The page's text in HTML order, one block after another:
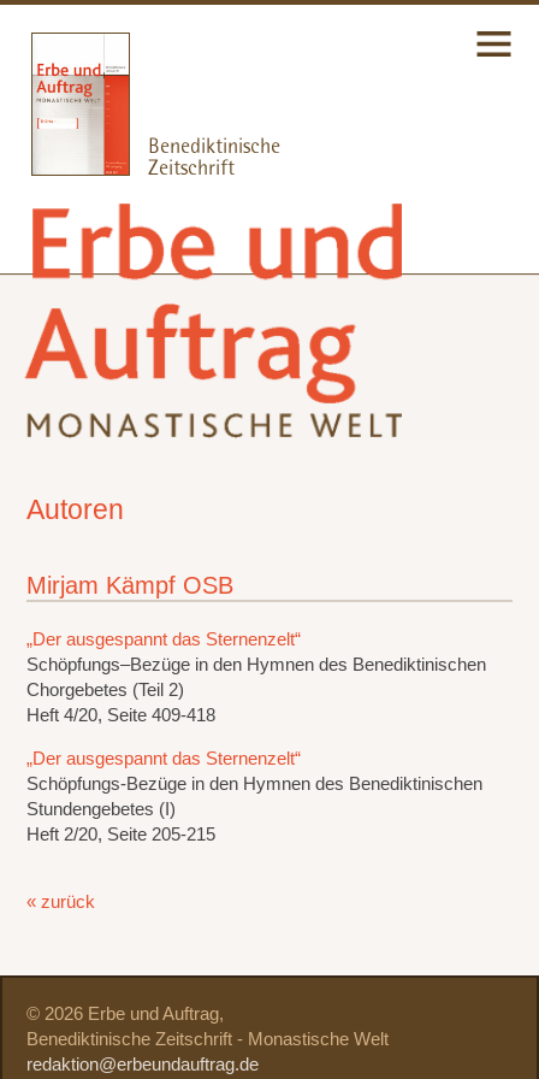
Autoren
Mirjam Kämpf OSB
„Der ausgespannt das Sternenzelt“
Schöpfungs–Bezüge in den Hymnen des Benediktinischen
Chorgebetes (Teil 2)
Heft 4/20, Seite 409-418
„Der ausgespannt das Sternenzelt“
Schöpfungs-Bezüge in den Hymnen des Benediktinischen
Stundengebetes (I)
Heft 2/20, Seite 205-215
« zurück
© 2026 Erbe und Auftrag,
Benediktinische Zeitschrift - Monastische Welt
redaktion@erbeundauftrag.de